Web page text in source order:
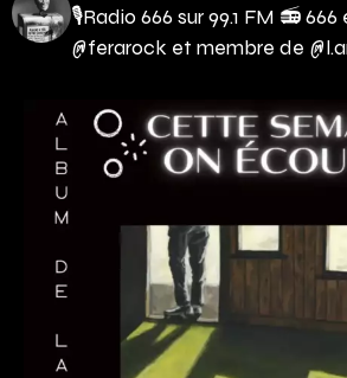
🎙Radio 666 sur 99.1 FM 📻666
@ferarock et membre de